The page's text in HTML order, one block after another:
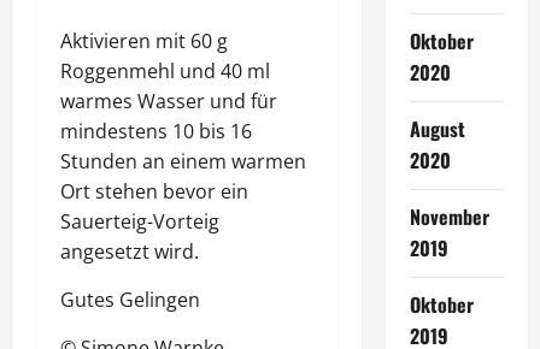
Aktivieren mit 60 g
Roggenmehl und 40 ml
warmes Wasser und für
mindestens 10 bis 16
Stunden an einem warmen
Ort stehen bevor ein
Sauerteig-Vorteig
angesetzt wird.
Gutes Gelingen
Oktober
2020
August
2020
November
2019
Oktober
2019